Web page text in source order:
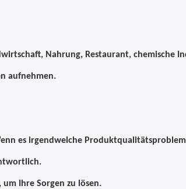
Nahrung, Restaurant, chemische
aufnehmen.
es irgendwelche
Ihre Sorgen zu lösen.